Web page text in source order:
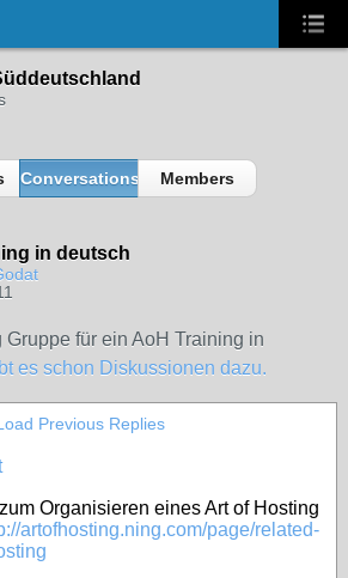
Conversations Members
in deutsch
für ein AoH Training in
es schon Diskussionen dazu.
Previous Replies
Organisieren eines Art of Hosting
artofhosting.ning.com/page/related-